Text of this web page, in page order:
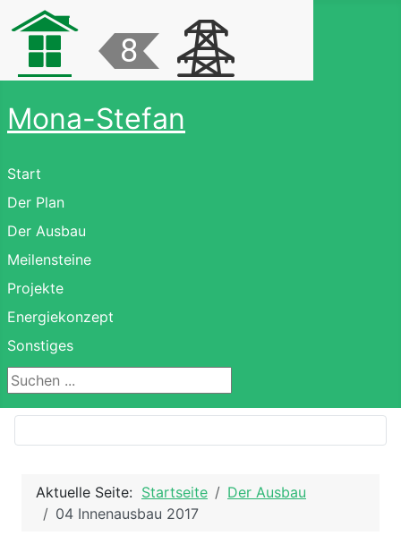
Mona-Stefan
Start
Der Plan
Der Ausbau
Meilensteine
Projekte
Energiekonzept
Sonstiges
Suchen ...
Aktuelle Seite: Startseite
Der Ausbau
04 Innenausbau 2017